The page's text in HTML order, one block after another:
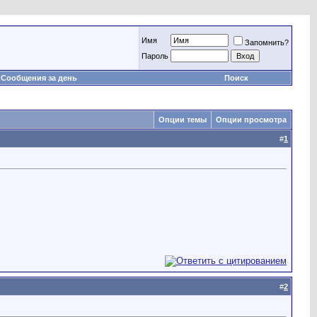
Имя
Запомнить?
Пароль
Сообщения за день Поиск
Опции темы Опции просмотра
#1
#2